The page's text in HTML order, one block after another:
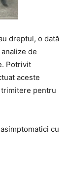
dreptul, o dată
de
Potrivit
aceste
pentru
cu